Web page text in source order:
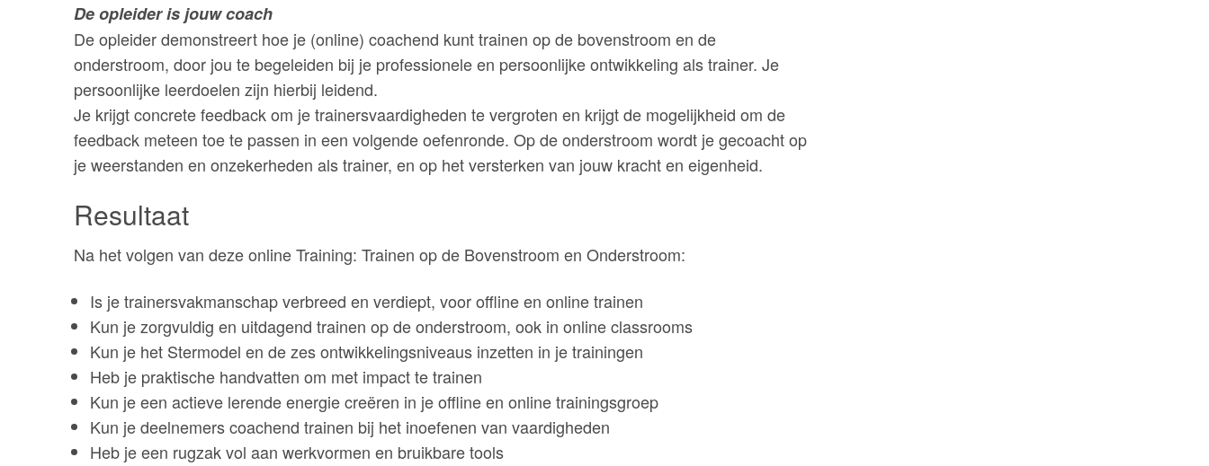
De opleider is jouw coach
De opleider demonstreert hoe je (online) coachend kunt trainen op de bovenstroom en de
onderstroom, door jou te begeleiden bij je professionele en persoonlijke ontwikkeling als trainer. Je
persoonlijke leerdoelen zijn hierbij leidend.
Je krijgt concrete feedback om je trainersvaardigheden te vergroten en krijgt de mogelijkheid om de
feedback meteen toe te passen in een volgende oefenronde. Op de onderstroom wordt je gecoacht op
je weerstanden en onzekerheden als trainer, en op het versterken van jouw kracht en eigenheid.
Resultaat
Na het volgen van deze online Training: Trainen op de Bovenstroom en Onderstroom:
Is je trainersvakmanschap verbreed en verdiept, voor offline en online trainen
Kun je zorgvuldig en uitdagend trainen op de onderstroom, ook in online classrooms
Kun je het Stermodel en de zes ontwikkelingsniveaus inzetten in je trainingen
Heb je praktische handvatten om met impact te trainen
Kun je een actieve lerende energie creëren in je offline en online trainingsgroep
Kun je deelnemers coachend trainen bij het inoefenen van vaardigheden
Heb je een rugzak vol aan werkvormen en bruikbare tools